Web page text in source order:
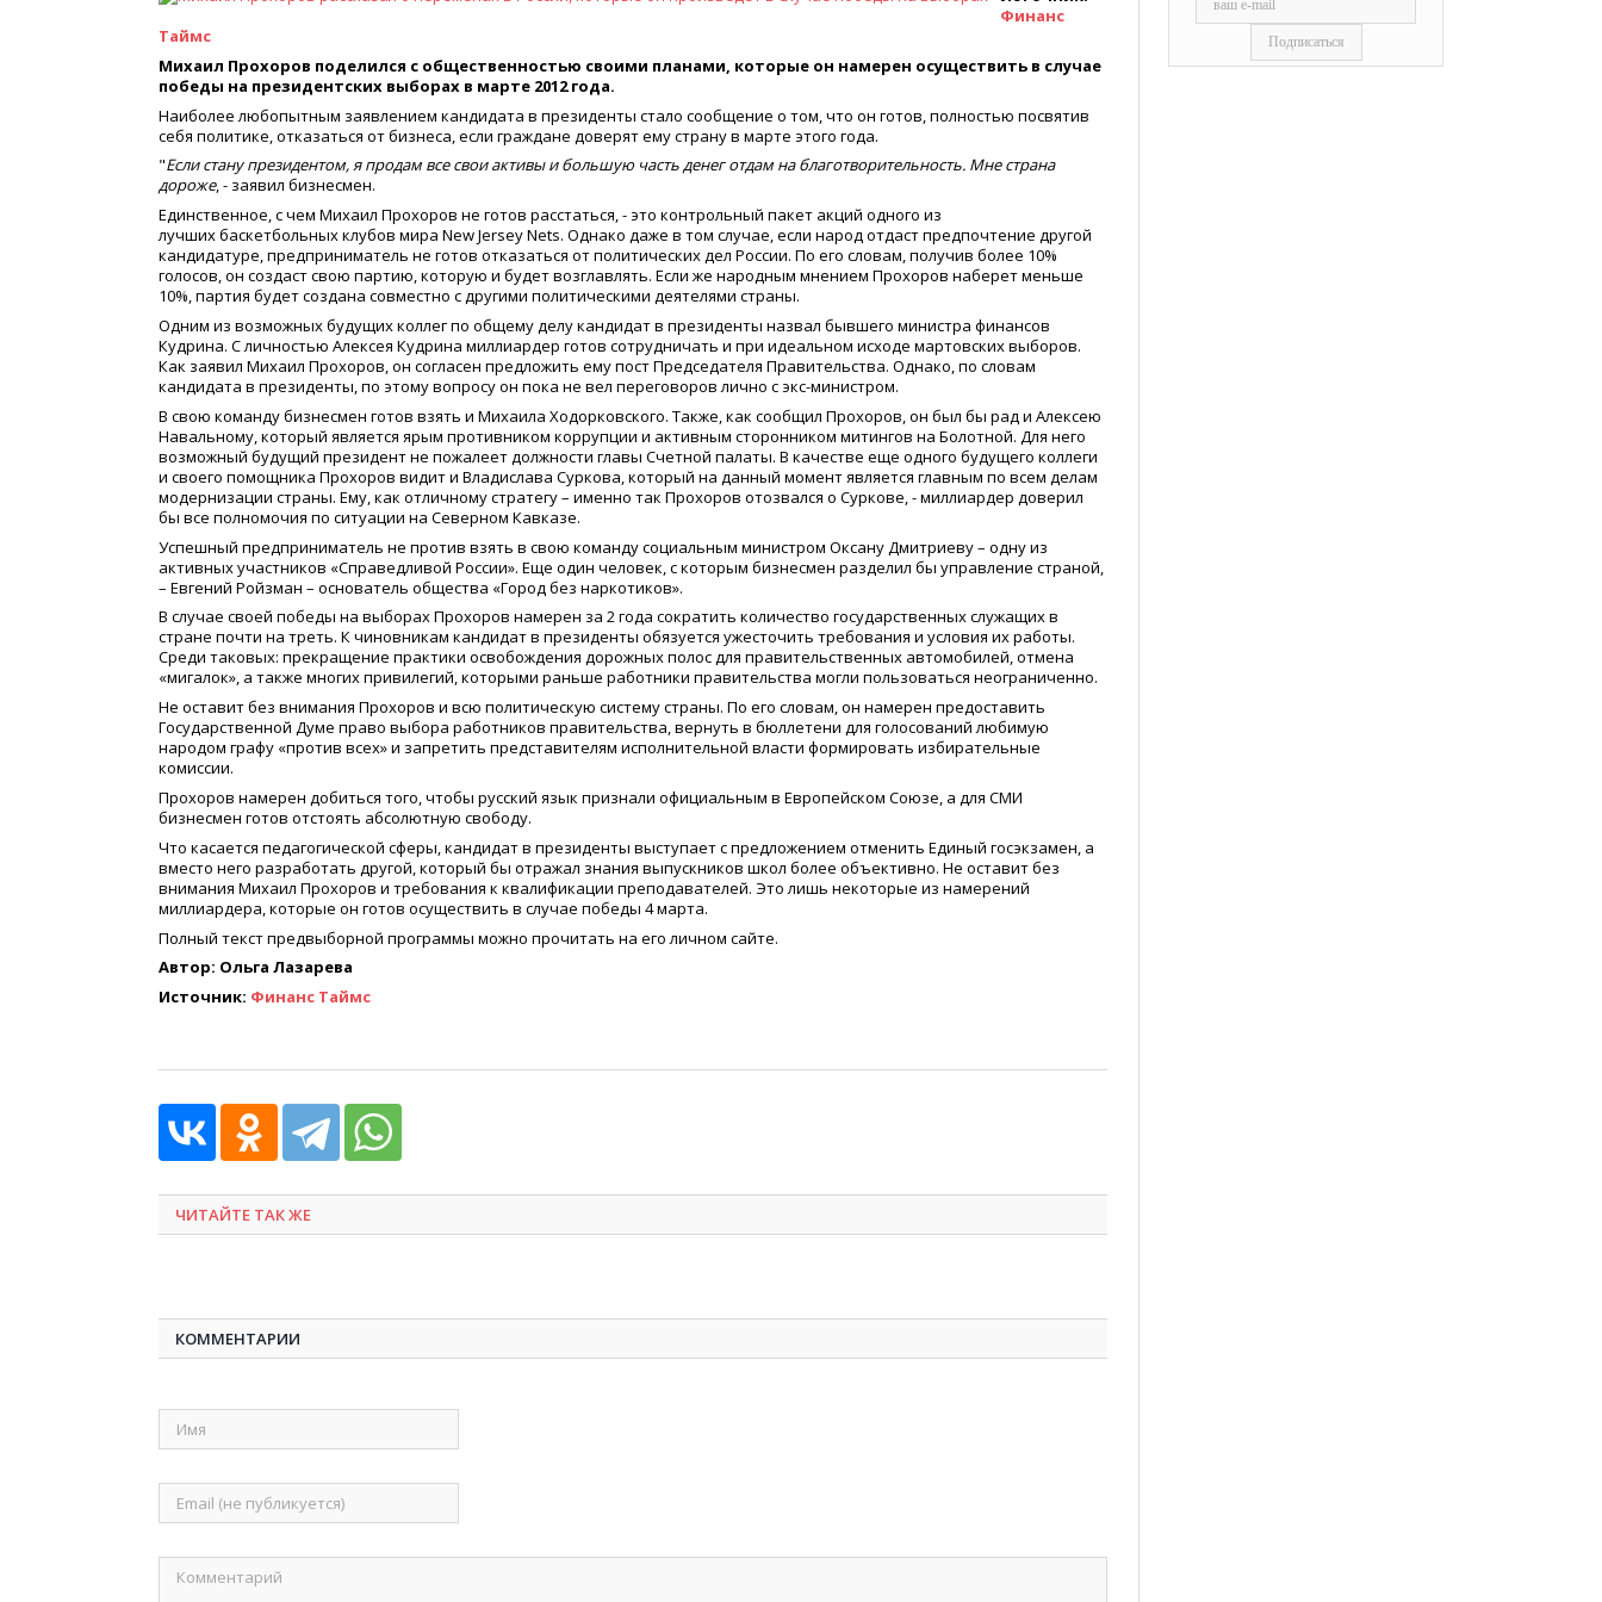
Финанс
Таймс
Михаил Прохоров поделился с общественностью своими планами, которые он намерен осуществить в случае
победы на президентских выборах в марте 2012 года.
Наиболее любопытным заявлением кандидата в президенты стало сообщение о том, что он готов, полностью посвятив
себя политике, отказаться от бизнеса, если граждане доверят ему страну в марте этого года.
"Если стану президентом, я продам все свои активы и большую часть денег отдам на благотворительность. Мне страна
дороже, - заявил бизнесмен.
Единственное, с чем Михаил Прохоров не готов расстаться, - это контрольный пакет акций одного из
лучших баскетбольных клубов мира New Jersey Nets. Однако даже в том случае, если народ отдаст предпочтение другой
кандидатуре, предприниматель не готов отказаться от политических дел России. По его словам, получив более 10%
голосов, он создаст свою партию, которую и будет возглавлять. Если же народным мнением Прохоров наберет меньше
10%, партия будет создана совместно с другими политическими деятелями страны.
Одним из возможных будущих коллег по общему делу кандидат в президенты назвал бывшего министра финансов
Кудрина. С личностью Алексея Кудрина миллиардер готов сотрудничать и при идеальном исходе мартовских выборов.
Как заявил Михаил Прохоров, он согласен предложить ему пост Председателя Правительства. Однако, по словам
кандидата в президенты, по этому вопросу он пока не вел переговоров лично с экс-министром.
В свою команду бизнесмен готов взять и Михаила Ходорковского. Также, как сообщил Прохоров, он был бы рад и Алексею
Навальному, который является ярым противником коррупции и активным сторонником митингов на Болотной. Для него
возможный будущий президент не пожалеет должности главы Счетной палаты. В качестве еще одного будущего коллеги
и своего помощника Прохоров видит и Владислава Суркова, который на данный момент является главным по всем делам
модернизации страны. Ему, как отличному стратегу – именно так Прохоров отозвался о Суркове, - миллиардер доверил
бы все полномочия по ситуации на Северном Кавказе.
Успешный предприниматель не против взять в свою команду социальным министром Оксану Дмитриеву – одну из
активных участников «Справедливой России». Еще один человек, с которым бизнесмен разделил бы управление страной,
– Евгений Ройзман – основатель общества «Город без наркотиков».
В случае своей победы на выборах Прохоров намерен за 2 года сократить количество государственных служащих в
стране почти на треть. К чиновникам кандидат в президенты обязуется ужесточить требования и условия их работы.
Среди таковых: прекращение практики освобождения дорожных полос для правительственных автомобилей, отмена
«мигалок», а также многих привилегий, которыми раньше работники правительства могли пользоваться неограниченно.
Не оставит без внимания Прохоров и всю политическую систему страны. По его словам, он намерен предоставить
Государственной Думе право выбора работников правительства, вернуть в бюллетени для голосований любимую
народом графу «против всех» и запретить представителям исполнительной власти формировать избирательные
комиссии.
Прохоров намерен добиться того, чтобы русский язык признали официальным в Европейском Союзе, а для СМИ
бизнесмен готов отстоять абсолютную свободу.
Что касается педагогической сферы, кандидат в президенты выступает с предложением отменить Единый госэкзамен, а
вместо него разработать другой, который бы отражал знания выпускников школ более объективно. Не оставит без
внимания Михаил Прохоров и требования к квалификации преподавателей. Это лишь некоторые из намерений
миллиардера, которые он готов осуществить в случае победы 4 марта.
Полный текст предвыборной программы можно прочитать на его личном сайте.
Автор: Ольга Лазарева
Источник: Финанс Таймс
ЧИТАЙТЕ ТАК ЖЕ
КОММЕНТАРИИ